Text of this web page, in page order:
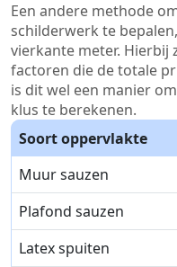
Een andere methode
schilderwerk te
vierkante meter. Hierbij
factoren die de totale
is dit wel een manier
klus te berekenen.
Soort oppervlakte
Muur sauzen
Plafond sauzen
Latex spuiten